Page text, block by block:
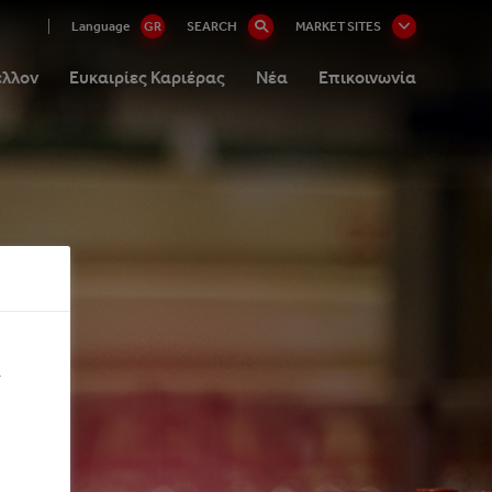
Language GR SEARCH MARKET SITES
Ευκαιρίες Καριέρας Νέα Επικοινωνία